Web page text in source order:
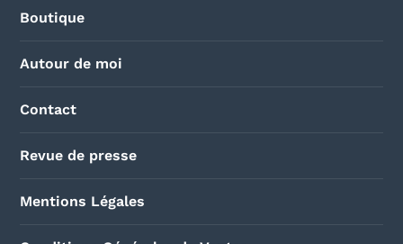
Boutique
Autour de moi
Contact
Revue de presse
Mentions Légales